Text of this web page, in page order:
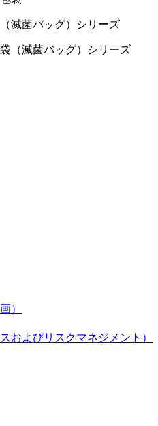
滅菌バッグ）シリーズ
）
およびリスクマネジメント）